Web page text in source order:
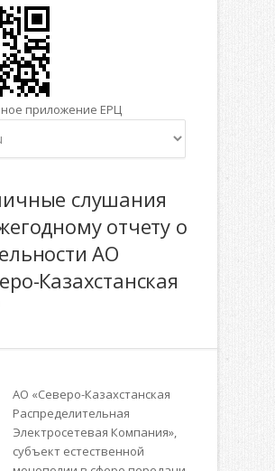
приложение ЕРЦ
слушания
отчету о
АО
Казахстанская
АО «Северо-Казахстанская
Распределительная
Электросетевая Компания»,
субъект естественной